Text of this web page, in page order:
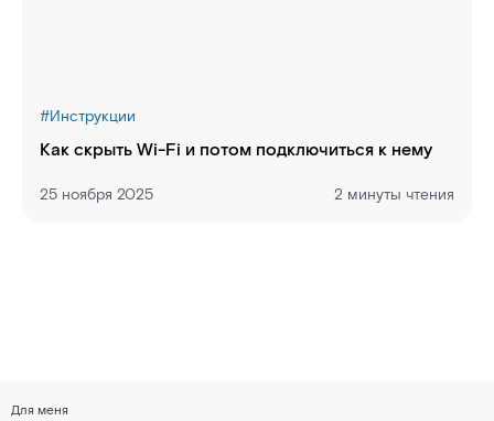
#Инструкции
Как скрыть Wi-Fi и потом подключиться к нему
25 ноября 2025 2 минуты чтения
Для меня